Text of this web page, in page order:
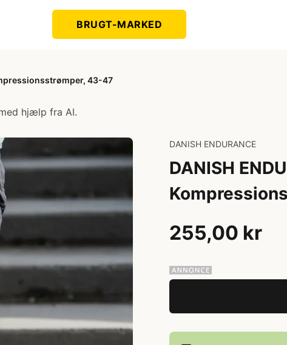
BRUGT-MARKED
43-47
hjælp fra AI.
DANISH ENDURANCE
DANISH
255,00 kr